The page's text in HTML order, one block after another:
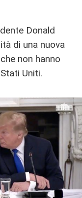
Donald
di una nuova
non hanno
Uniti.